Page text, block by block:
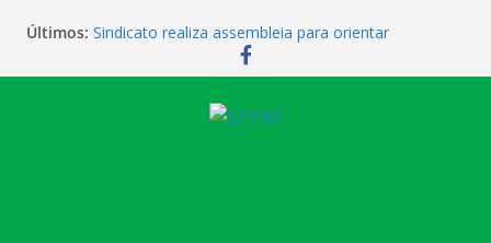
Últimos: Sindicato realiza assembleia para orientar
cobradores sobre novas possibilidades de
qualificação e recolocação profissional
Sindicato promove encontro para orientar
cobradores sobre qualificação e recolocação